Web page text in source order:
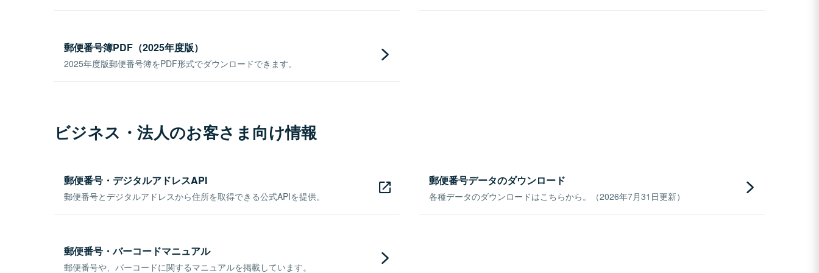
郵便番号簿PDF（2025年度版）
2025年度版郵便番号簿をPDF形式でダウンロードできます。
ビジネス・法人のお客さま向け情報
郵便番号・デジタルアドレスAPI
郵便番号とデジタルアドレスから住所を取得できる公式APIを提供。
郵便番号データのダウンロード
各種データのダウンロードはこちらから。（2026年7月31日更新）
郵便番号・バーコードマニュアル
郵便番号や、バーコードに関するマニュアルを掲載しています。